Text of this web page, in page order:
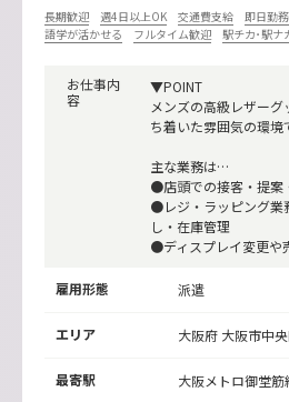
長期歓迎 週4日以上OK 交通費支給 即日勤
語学が活かせる
フルタイム歓迎 駅チカ･駅ナ
お仕事内
容
▼POINT
メンズの高級レザー
ち着いた雰囲気の環
主な業務は…
●店頭での接客・提案
●レジ・ラッピング業
し・在庫管理
●ディスプレイ変更や
雇用形態 派遣
エリア 大阪府 大阪市中
最寄駅 大阪メトロ御堂